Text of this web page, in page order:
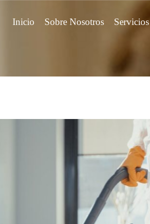
Inicio Sobre Nosotros Servicios